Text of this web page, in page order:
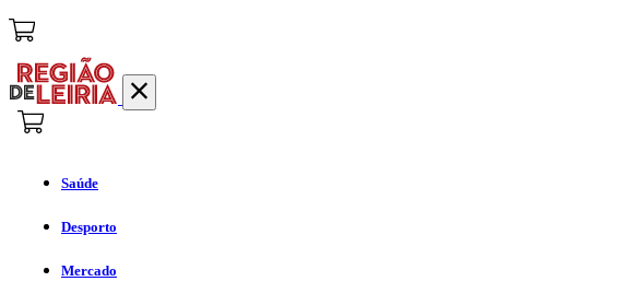
Saúde
Desporto
Mercado